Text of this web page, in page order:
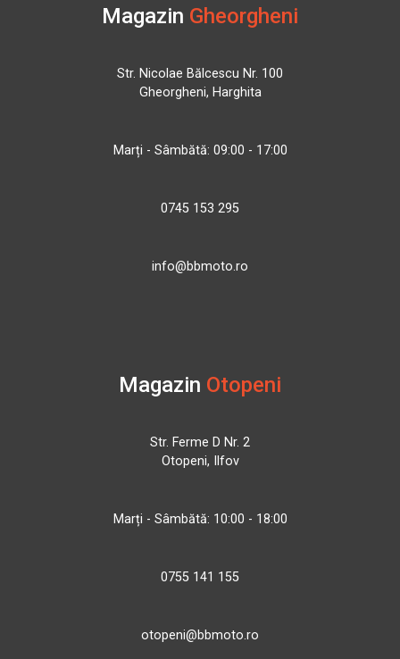
Magazin Gheorgheni
Str. Nicolae Bălcescu Nr. 100
Gheorgheni, Harghita
Marți - Sâmbătă: 09:00 - 17:00
0745 153 295
info@bbmoto.ro
Magazin Otopeni
Str. Ferme D Nr. 2
Otopeni, Ilfov
Marți - Sâmbătă: 10:00 - 18:00
0755 141 155
otopeni@bbmoto.ro